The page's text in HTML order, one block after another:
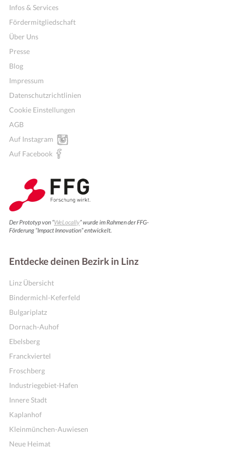
Infos & Services
Fördermitgliedschaft
Über Uns
Presse
Blog
Impressum
Datenschutzrichtlinien
Cookie Einstellungen
AGB
Auf Instagram
Auf Facebook
Der Prototyp von “WeLocally” wurde im Rahmen der FFG-
Förderung “Impact Innovation” entwickelt.
Entdecke deinen Bezirk in Linz
Linz Übersicht
Bindermichl-Keferfeld
Bulgariplatz
Dornach-Auhof
Ebelsberg
Franckviertel
Froschberg
Industriegebiet-Hafen
Innere Stadt
Kaplanhof
Kleinmünchen-Auwiesen
Neue Heimat